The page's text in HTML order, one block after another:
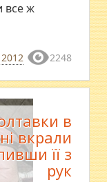
все ж
2248
в
вкрали
її з
рук